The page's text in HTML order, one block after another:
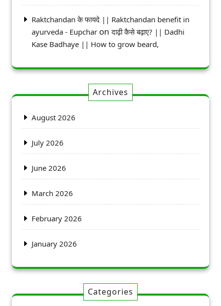
Raktchandan के फायदे || Raktchandan benefit in
ayurveda - Eupchar onदाढ़ी कैसे बढ़ाए? || Dadhi
Kase Badhaye || How to grow beard,
Archives
August 2026
July 2026
June 2026
March 2026
February 2026
January 2026
Categories